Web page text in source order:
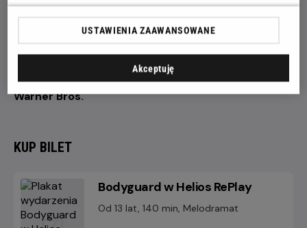
Nie przegap okazji, by zobaczyć te wyjątkowe
produkcje tak, jak zostały stworzone do oglądania – na
dużym ekranie, z doskonałym obrazem i dźwiękiem.
Spędź wakacyjne wieczory z największymi filmowymi
klasykami w ramach cykluHelios RePlay: Legendy
Warner Bros.
KUP BILET
Bodyguard w Helios RePlay
Od 13 lat, 140 min, Melodramat
USTAWIENIA ZAAWANSOWANE
Akceptuję